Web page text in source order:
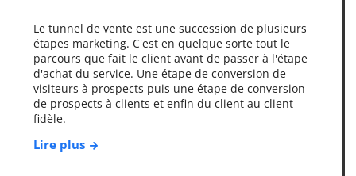
Le tunnel de vente est une succession de plusieurs
étapes marketing. C'est en quelque sorte tout le
parcours que fait le client avant de passer à l'étape
d'achat du service. Une étape de conversion de
visiteurs à prospects puis une étape de conversion
de prospects à clients et enfin du client au client
fidèle.
Lire plus